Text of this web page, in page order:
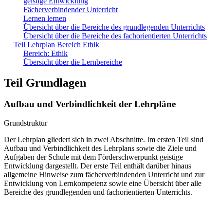
Fächerverbindender Unterricht
Lernen lernen
Übersicht über die Bereiche des grundlegenden Unterrichts
Übersicht über die Bereiche des fachorientierten Unterrichts
Teil Lehrplan Bereich Ethik
Bereich: Ethik
Übersicht über die Lernbereiche
Teil Grundlagen
Aufbau und Verbindlichkeit der Lehrpläne
Grundstruktur
Der Lehrplan gliedert sich in zwei Abschnitte. Im ersten Teil sind
Aufbau und Verbindlichkeit des Lehrplans sowie die Ziele und
Aufgaben der Schule mit dem Förderschwerpunkt geistige
Entwicklung dargestellt. Der erste Teil enthält darüber hinaus
allgemeine Hinweise zum fächerverbindenden Unterricht und zur
Entwicklung von Lernkompetenz sowie eine Übersicht über alle
Bereiche des grundlegenden und fachorientierten Unterrichts.